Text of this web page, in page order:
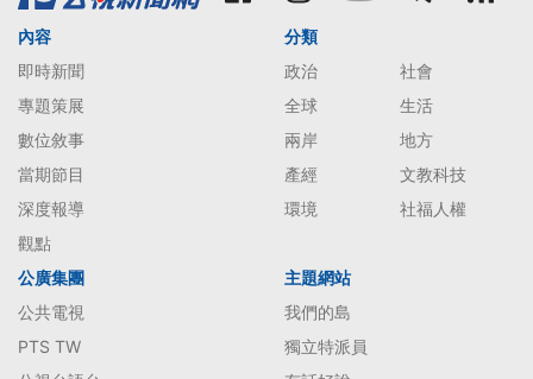
內容
即時新聞
專題策展
數位敘事
當期節目
深度報導
觀點
分類
政治
社會
全球
生活
兩岸
地方
產經
文教科技
環境
社福人權
公廣集團
公共電視
PTS TW
主題網站
我們的島
獨立特派員